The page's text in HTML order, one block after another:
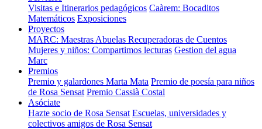
Visitas e Itinerarios pedagógicos Caàrem: Bocaditos
Matemáticos Exposiciones
Proyectos
MARC: Maestras Abuelas Recuperadoras de Cuentos
Mujeres y niños: Compartimos lecturas Gestion del agua
Marc
Premios
Premio y galardones Marta Mata Premio de poesía para niños
de Rosa Sensat Premio Cassià Costal
Asóciate
Hazte socio de Rosa Sensat Escuelas, universidades y
colectivos amigos de Rosa Sensat